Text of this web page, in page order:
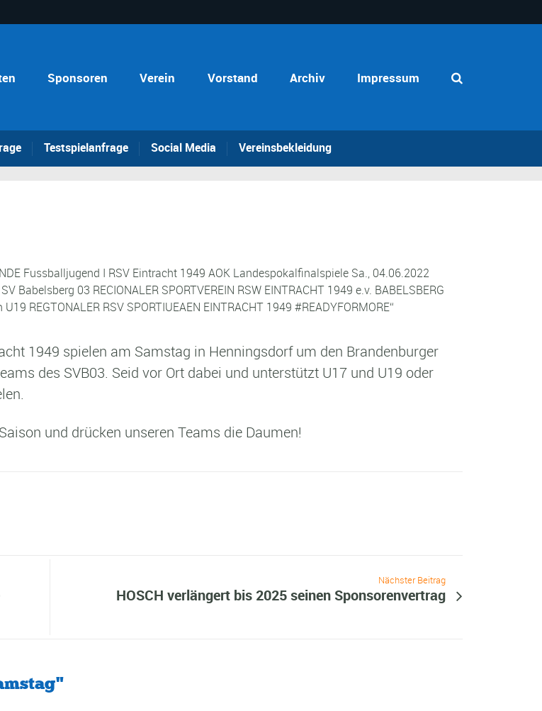
Sponsoren Verein Vorstand Archiv Impressum
Testspielanfrage Social Media Vereinsbekleidung
1949 spielen am Samstag in Henningsdorf um den Brandenburger
des SVB03. Seid vor Ort dabei und unterstützt U17 und U19 oder
und drücken unseren Teams die Daumen!
Nächster Beitrag
HOSCH verlängert bis 2025 seinen Sponsorenvertrag